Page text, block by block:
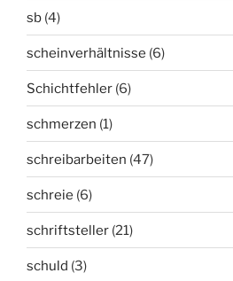
sb (4)
scheinverhältnisse (6)
Schichtfehler (6)
schmerzen (1)
schreibarbeiten (47)
schreie (6)
schriftsteller (21)
schuld (3)